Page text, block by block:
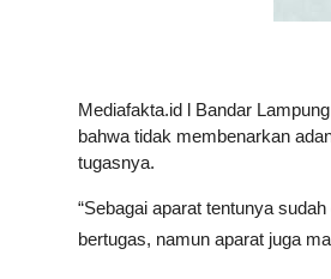
Mediafakta.id l Bandar
bahwa tidak membenarkan
tugasnya.
“Sebagai aparat tentunya
bertugas, namun aparat juga